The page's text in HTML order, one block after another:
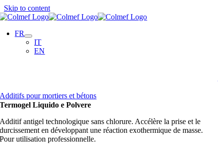
Skip to content
FR
IT
EN
Additifs pour mortiers et bétons
Termogel Liquido e Polvere
Additif antigel technologique sans chlorure. Accélère la prise et le
durcissement en développant une réaction exothermique de masse.
Pour utilisation professionnelle.